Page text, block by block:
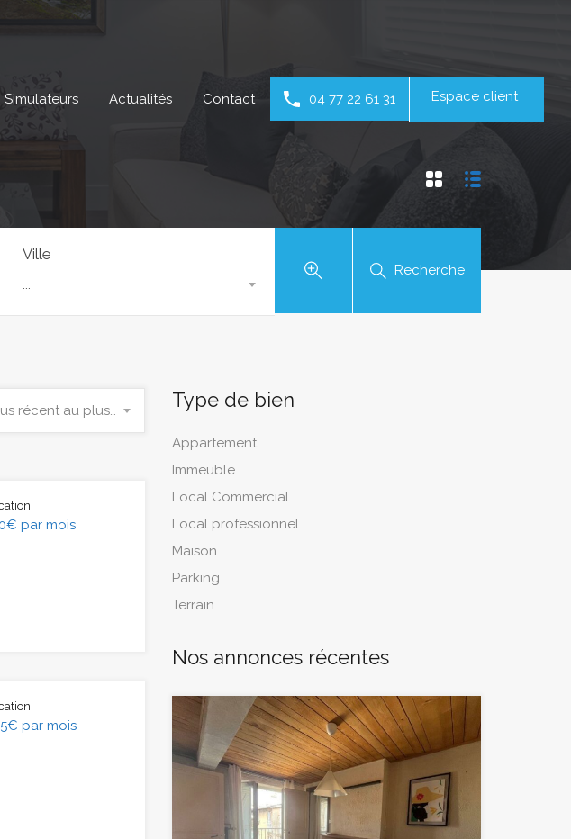
Simulateurs Actualités Contact 04 77 22 61 31 Espace client
Ville
Recherche
Du plus récent au plus ancien
par mois
par mois
Type de bien
Appartement
Immeuble
Local Commercial
Local professionnel
Maison
Parking
Terrain
Nos annonces récentes